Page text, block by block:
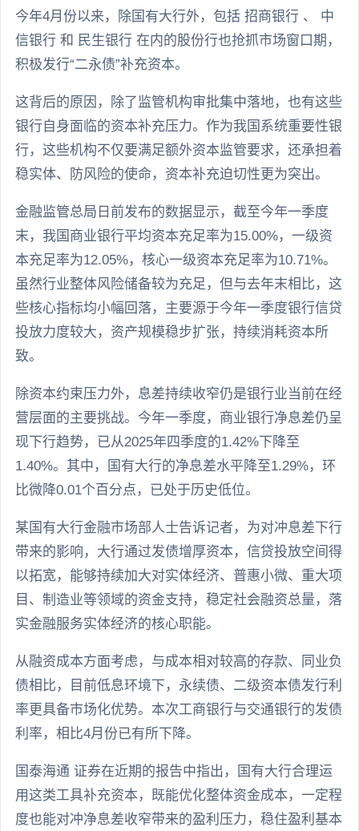
今年4月份以来，除国有大行外，包括 招商银行 、 中
信银行 和 民生银行 在内的股份行也抢抓市场窗口期，
积极发行“二永债”补充资本。
这背后的原因，除了监管机构审批集中落地，也有这些
银行自身面临的资本补充压力。作为我国系统重要性银
行，这些机构不仅要满足额外资本监管要求，还承担着
稳实体、防风险的使命，资本补充迫切性更为突出。
金融监管总局日前发布的数据显示，截至今年一季度
末，我国商业银行平均资本充足率为15.00%，一级资
本充足率为12.05%，核心一级资本充足率为10.71%。
虽然行业整体风险储备较为充足，但与去年末相比，这
些核心指标均小幅回落，主要源于今年一季度银行信贷
投放力度较大，资产规模稳步扩张，持续消耗资本所
致。
除资本约束压力外，息差持续收窄仍是银行业当前在经
营层面的主要挑战。今年一季度，商业银行净息差仍呈
现下行趋势，已从2025年四季度的1.42%下降至
1.40%。其中，国有大行的净息差水平降至1.29%，环
比微降0.01个百分点，已处于历史低位。
某国有大行金融市场部人士告诉记者，为对冲息差下行
带来的影响，大行通过发债增厚资本，信贷投放空间得
以拓宽，能够持续加大对实体经济、普惠小微、重大项
目、制造业等领域的资金支持，稳定社会融资总量，落
实金融服务实体经济的核心职能。
从融资成本方面考虑，与成本相对较高的存款、同业负
债相比，目前低息环境下，永续债、二级资本债发行利
率更具备市场化优势。本次工商银行与交通银行的发债
利率，相比4月份已有所下降。
国泰海通 证券在近期的报告中指出，国有大行合理运
用这类工具补充资本，既能优化整体资金成本，一定程
度也能对冲净息差收窄带来的盈利压力，稳住盈利基本